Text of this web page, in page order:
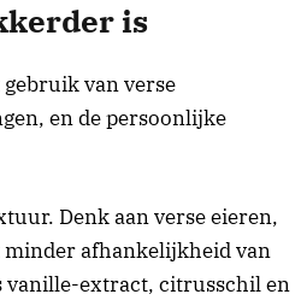
is
van verse
en de persoonlijke
Denk aan verse eieren,
minder afhankelijkheid van
vanille-extract, citrusschil en